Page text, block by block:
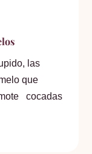
las
que
cocadas